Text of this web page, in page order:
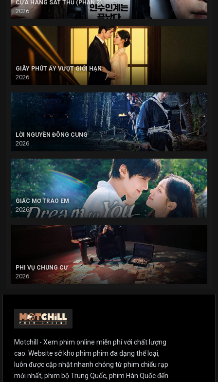
CỬA HÀNG SÁT THỦ (PHẦN 2)
2026
GIÂY PHÚT ẤY VƯỢT GIỚI HẠN
2026
LỜI NGUYỀN ĐÔNG CUNG
2026
GIẤC MƠ TRAO EM
2026
PHI VỤ CHUNG CƯ
2026
Motchill - Xem phim online miễn phí với chất lượng
cao. Website sở kho phim phim đa dạng thể loại,
luôn được cập nhật nhanh chóng từ phim chiếu rạp
mới nhất, phim bộ Trung Quốc, phim Hàn Quốc đến